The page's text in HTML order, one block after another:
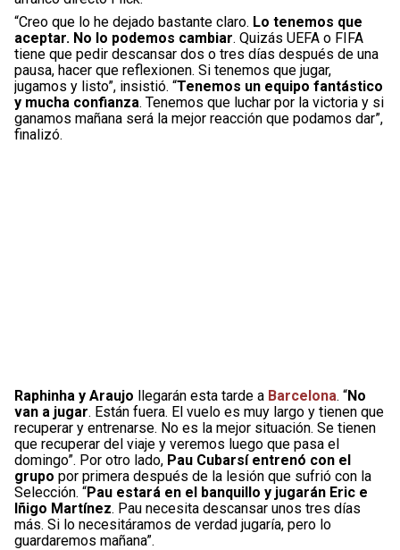
“Creo que lo he dejado bastante claro. Lo tenemos que
aceptar. No lo podemos cambiar. Quizás UEFA o FIFA
tiene que pedir descansar dos o tres días después de una
pausa, hacer que reflexionen. Si tenemos que jugar,
jugamos y listo”, insistió. “Tenemos un equipo fantástico
y mucha confianza. Tenemos que luchar por la victoria y si
ganamos mañana será la mejor reacción que podamos dar”,
finalizó.
Raphinha y Araujo llegarán esta tarde a Barcelona. “No
van a jugar. Están fuera. El vuelo es muy largo y tienen que
recuperar y entrenarse. No es la mejor situación. Se tienen
que recuperar del viaje y veremos luego que pasa el
domingo”. Por otro lado, Pau Cubarsí entrenó con el
grupo por primera después de la lesión que sufrió con la
Selección. “Pau estará en el banquillo y jugarán Eric e
Iñigo Martínez. Pau necesita descansar unos tres días
más. Si lo necesitáramos de verdad jugaría, pero lo
guardaremos mañana”.